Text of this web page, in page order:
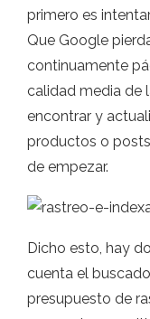
primero es
Que Google
continuamente
calidad media de
encontrar y
productos o
de empezar.
Dicho esto, hay
cuenta el
presupuesto de